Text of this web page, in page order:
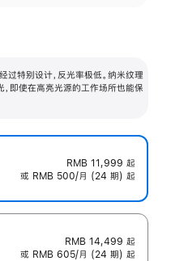
过特别设计，反光率极低。纳米纹理
即使在高亮光源的工作场所也能保
RMB 11,999 起
或 RMB 500/月 (24 期) 起
RMB 14,499 起
或 RMB 605/月 (24 期) 起